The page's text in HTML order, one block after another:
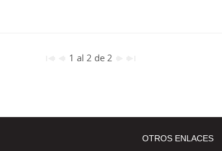
1 al 2 de 2
OTROS ENLACES